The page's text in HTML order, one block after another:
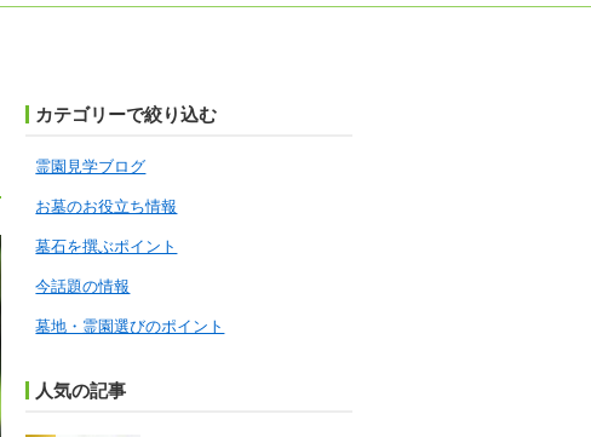
カテゴリーで絞り込む
霊園見学ブログ
お墓のお役立ち情報
墓石を撰ぶポイント
今話題の情報
墓地・霊園選びのポイント
人気の記事